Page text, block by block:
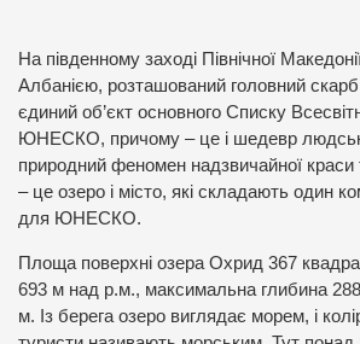
На південному заході Північної
Албанією, розташований головний
єдиний об’єкт основного Списку
ЮНЕСКО, причому – це і шедевр
природний феномен надзвичайної краси
– це озеро і місто, які складають один
для ЮНЕСКО.
Площа поверхні озера Охрид 367
693 м над р.м., максимальна глибина
м. Із берега озеро виглядає морем, і